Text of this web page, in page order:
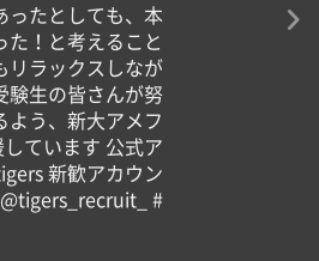
ったとしても、本
た！と考えること
リラックスしなが
験生の皆さんが努
よう、新大アメフ
しています 公式ア
新歓アカウン
#